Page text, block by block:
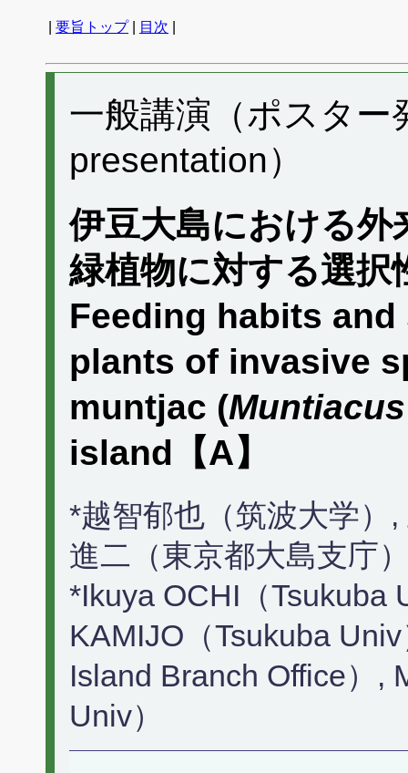
要旨トップ| 目次
一般講演（ポスタ
presentation）
伊豆大島における外
緑植物に対する選択
Feeding habits
plants of invasive
muntjac (
island【A】
*越智郁也（筑波大学）
進二（東京都大島支庁
*Ikuya OCHI（Tsukuba
KAMIJO（Tsukuba
Island Branch Office）,
Univ）